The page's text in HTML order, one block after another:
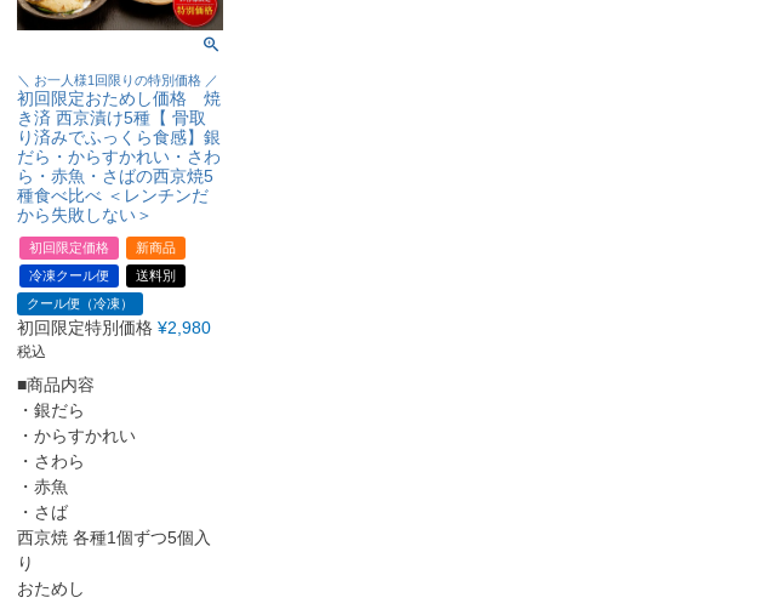
＼ お一人様1回限りの特別価格 ／
初回限定おためし価格 焼
き済 西京漬け5種【 骨取
り済みでふっくら食感】銀
だら・からすかれい・さわ
ら・赤魚・さばの西京焼5
種食べ比べ ＜レンチンだ
から失敗しない＞
初回限定価格
新商品
冷凍クール便
送料別
クール便（冷凍）
初回限定特別価格 ¥2,980
税込
■商品内容
・銀だら
・からすかれい
・さわら
・赤魚
・さば
西京焼 各種1個ずつ5個入
り
おためし